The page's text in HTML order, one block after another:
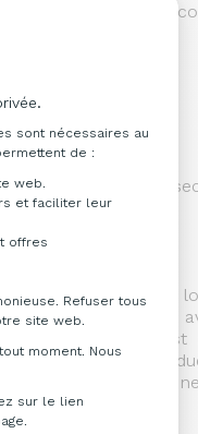
:
sont nécessaires au
de :
web.
et faciliter leur
offres
Refuser tous
site web.
moment. Nous
sur le lien
munis de vis
ou, dans la
C’est
fournies
mm , sur lequel
des câbles
au